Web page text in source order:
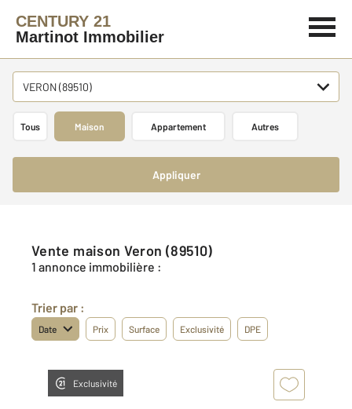
CENTURY 21
Martinot Immobilier
VERON (89510)
Tous Maison Appartement Autres
Appliquer
Vente maison Veron (89510)
1 annonce immobilière :
Trier par :
Date Prix Surface Exclusivité DPE
Exclusivité